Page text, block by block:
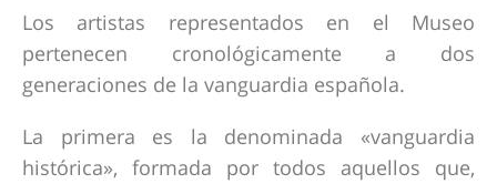
Los artistas representados en el Museo
pertenecen cronológicamente a dos
generaciones de la vanguardia española.
La primera es la denominada «vanguardia
histórica», formada por todos aquellos que,